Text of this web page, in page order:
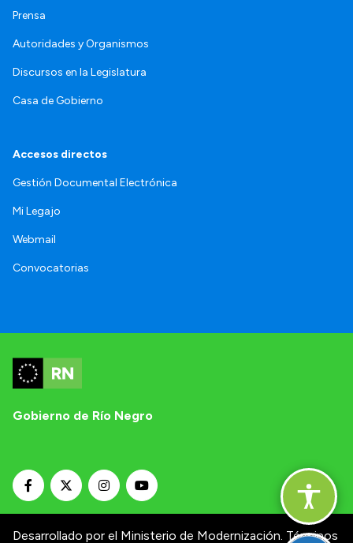
Prensa
Autoridades y Organismos
Discursos en la Legislatura
Casa de Gobierno
Accesos directos
Gestión Documental Electrónica
Mi Legajo
Webmail
Convocatorias
Gobierno de Río Negro
Desarrollado por el Ministerio de Modernización. Términos